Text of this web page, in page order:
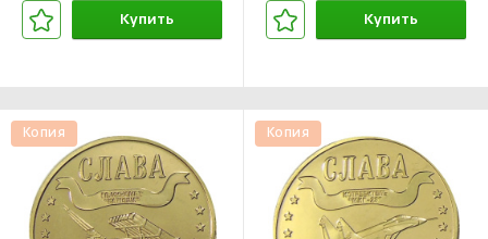
Купить Купить
Копия Копия